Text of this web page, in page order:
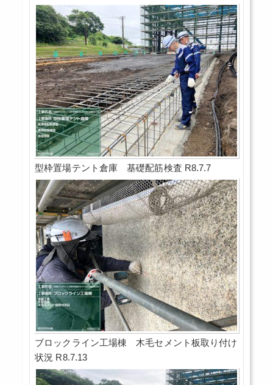
型枠置場テント倉庫 基礎配筋検査 R8.7.7
ブロックライン工場棟 木毛セメント板取り付け
状況 R8.7.13